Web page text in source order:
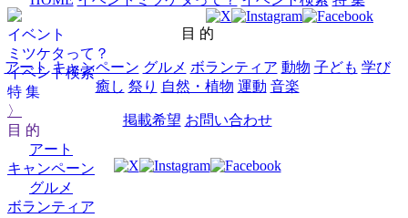
イベント
ミツケタって？
イベント検索
特 集
〉
目 的
アート
キャンペーン
グルメ
ボランティア
目 的
アート キャンペーン グルメ ボランティア 動物 子ども 学び
癒し 祭り 自然・植物 運動 音楽
掲載希望 お問い合わせ